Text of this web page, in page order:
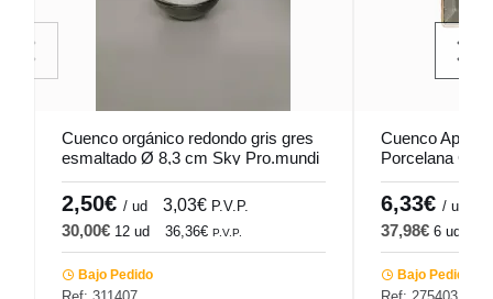
Cuenco orgánico redondo gris gres
esmaltado Ø 8,3 cm Sky Pro.mundi
2,50€ / ud 3,03€ P.V.P.
30,00€ 12 ud 36,36€ P.V.P.
Bajo Pedido
Cuenco
Porcelana
Seasons
6,33€ / ud
37,98€ 6 ud
Bajo Pedido